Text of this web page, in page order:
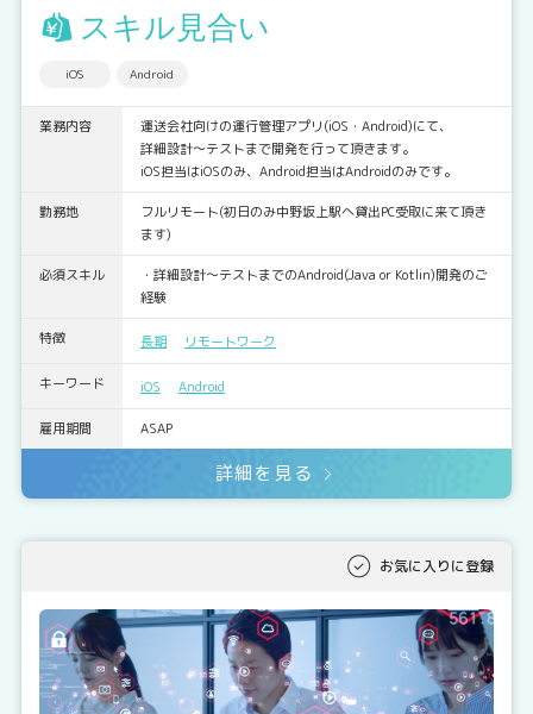
スキル見合い
iOS Android
業務内容
運送会社向けの運行管理アプリ(iOS・Android)にて、
詳細設計～テストまで開発を行って頂きます。
iOS担当はiOSのみ、Android担当はAndroidのみです。
勤務地
フルリモート(初日のみ中野坂上駅へ貸出PC受取に来て頂き
ます)
必須スキル
・詳細設計～テストまでのAndroid(Java or Kotlin)開発のご
経験
特徴 長期 リモートワーク
キーワード iOS Android
雇用期間 ASAP
詳細を見る
お気に入りに登録